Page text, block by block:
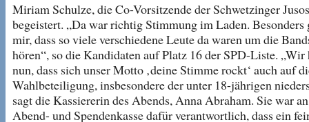
Miriam Schulze, die Co-Vorsitzende der Schwetzinger
begeistert. „Da war richtig Stimmung im Laden. Besonders
mir, dass so viele verschiedene Leute da waren um die
hören“, so die Kandidaten auf Platz 16 der SPD-Liste. „Wir
nun, dass sich unser Motto ‚deine Stimme rockt‘ auch auf
Wahlbeteiligung, insbesondere der unter 18-jährigen
sagt die Kassiererin des Abends, Anna Abraham. Sie war
Abend- und Spendenkasse dafür verantwortlich, dass ein